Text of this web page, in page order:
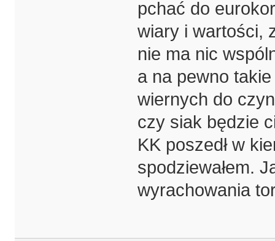
pchać do
wiary i wartości,
nie ma nic
a na pewno
wiernych do
czy siak będzie
KK poszedł w
spodziewałem.
wyrachowania